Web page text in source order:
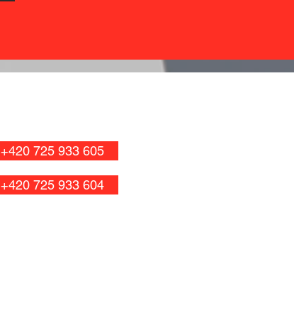
+420 725 933 605
+420 725 933 604